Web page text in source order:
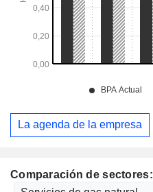
Comparación de sectores:
La agenda de la empresa